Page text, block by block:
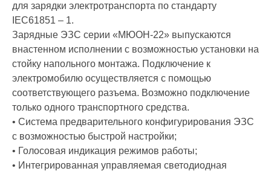
для зарядки электротранспорта по стандарту
IEC61851 – 1.
Зарядные ЭЗС серии «МЮОН-22» выпускаются
внастенном исполнении с возможностью установки на
стойку напольного монтажа. Подключение к
электромобилю осуществляется с помощью
соответствующего разъема. Возможно подключение
только одного транспортного средства.
• Система предварительного конфигурирования ЭЗС
с возможностью быстрой настройки;
• Голосовая индикация режимов работы;
• Интегрированная управляемая светодиодная